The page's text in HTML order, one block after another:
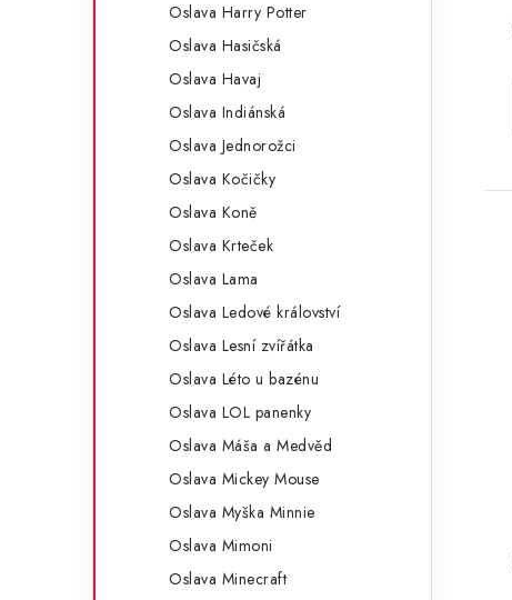
Oslava Harry Potter
Oslava Hasičská
Oslava Havaj
Oslava Indiánská
Oslava Jednorožci
Oslava Kočičky
Oslava Koně
Oslava Krteček
Oslava Lama
Oslava Ledové království
Oslava Lesní zvířátka
Oslava Léto u bazénu
Oslava LOL panenky
Oslava Máša a Medvěd
Oslava Mickey Mouse
Oslava Myška Minnie
Oslava Mimoni
Oslava Minecraft